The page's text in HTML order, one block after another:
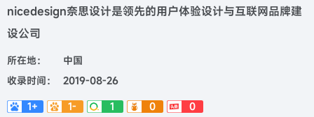
nicedesign奈思设计是领先的用户体验设计与互联网品牌建
设公司
所在地：
中国
收录时间：
2019-08-26
1+
1- 1 0 0